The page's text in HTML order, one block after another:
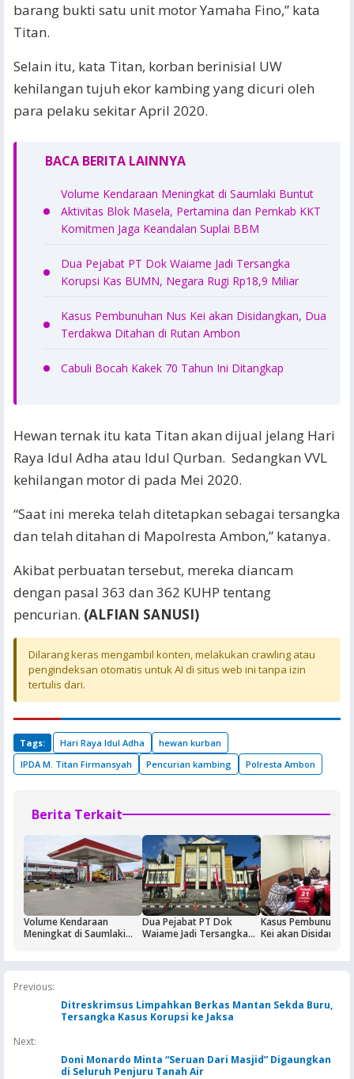
barang bukti satu unit motor Yamaha Fino,” kata
Titan.
Selain itu, kata Titan, korban berinisial UW
kehilangan tujuh ekor kambing yang dicuri oleh
para pelaku sekitar April 2020.
BACA BERITA LAINNYA
Volume Kendaraan Meningkat di Saumlaki Buntut
Aktivitas Blok Masela, Pertamina dan Pemkab KKT
Komitmen Jaga Keandalan Suplai BBM
Dua Pejabat PT Dok Waiame Jadi Tersangka
Korupsi Kas BUMN, Negara Rugi Rp18,9 Miliar
Kasus Pembunuhan Nus Kei akan Disidangkan, Dua
Terdakwa Ditahan di Rutan Ambon
Cabuli Bocah Kakek 70 Tahun Ini Ditangkap
Hewan ternak itu kata Titan akan dijual jelang Hari
Raya Idul Adha atau Idul Qurban. Sedangkan VVL
kehilangan motor di pada Mei 2020.
“Saat ini mereka telah ditetapkan sebagai tersangka
dan telah ditahan di Mapolresta Ambon,” katanya.
Akibat perbuatan tersebut, mereka diancam
dengan pasal 363 dan 362 KUHP tentang
pencurian. (ALFIAN SANUSI)
Dilarang keras mengambil konten, melakukan crawling atau
pengindeksan otomatis untuk AI di situs web ini tanpa izin
tertulis dari.
Tags: Hari Raya Idul Adha
hewan kurban
IPDA M. Titan Firmansyah
Pencurian kambing Polresta Ambon
Berita Terkait
Volume Kendaraan
Meningkat di Saumlaki
Jaga Keandalan Suplai
BBM
Dua Pejabat PT Dok
Waiame Jadi Tersangka
Kasus Pembunuhan
Kei akan
Previous:
Ditreskrimsus Limpahkan Berkas Mantan Sekda Buru,
Tersangka Kasus Korupsi ke Jaksa
Next:
Doni Monardo Minta “Seruan Dari Masjid” Digaungkan
di Seluruh Penjuru Tanah Air